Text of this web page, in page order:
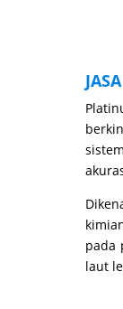
pada
laut